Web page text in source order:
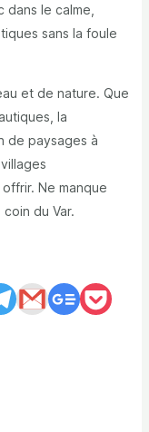
le calme,
sans la foule
et de nature. Que
la
de paysages à
Ne manque
du Var.